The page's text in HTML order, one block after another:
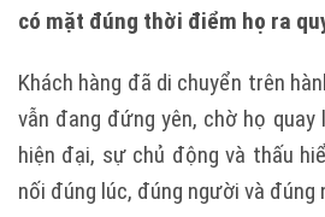
có mặt đúng thời điểm họ ra
Khách hàng đã di chuyển trên
vẫn đang đứng yên, chờ họ quay
hiện đại, sự chủ động và thấu
nối đúng lúc, đúng người và đúng